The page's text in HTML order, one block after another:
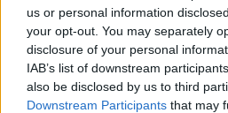
us or personal information
your opt-out. You may separately
disclosure of your personal
IAB’s list of downstream
also be disclosed by us to third
Downstream Participants that may